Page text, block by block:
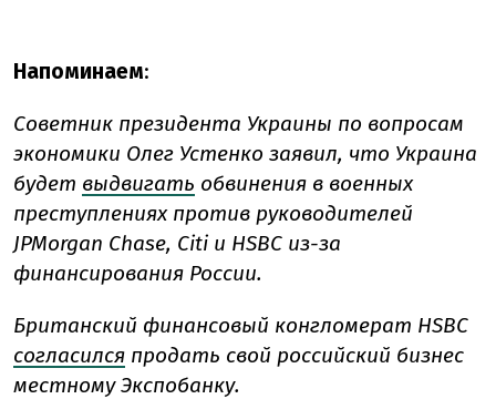
Напоминаем:
Советник президента Украины по вопросам
экономики Олег Устенко заявил, что Украина
будет выдвигать обвинения в военных
преступлениях против руководителей
JPMorgan Chase, Citi и HSBC из-за
финансирования России.
Британский финансовый конгломерат HSBC
согласился продать свой российский бизнес
местному Экспобанку.